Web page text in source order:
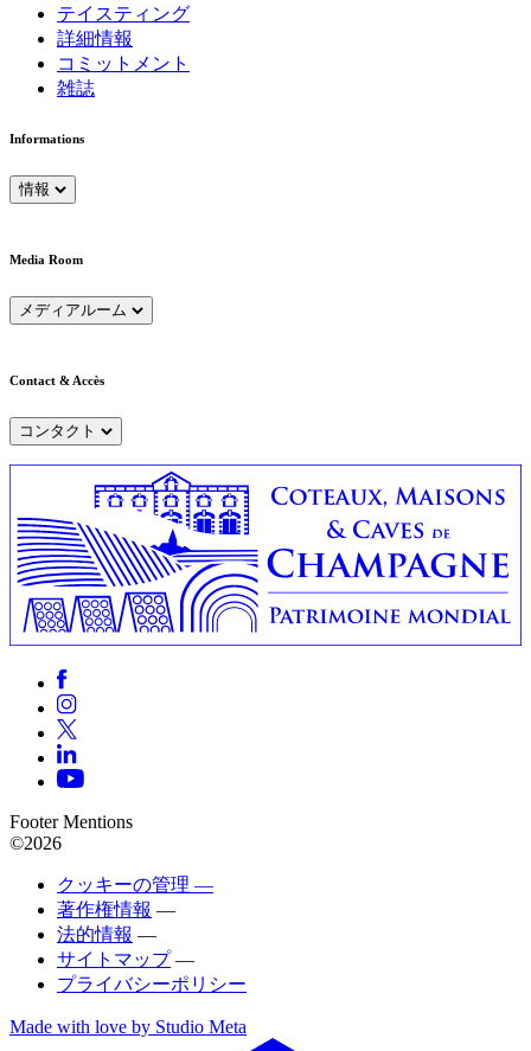
テイスティング
詳細情報
コミットメント
雑誌
Informations
情報
Media Room
メディアルーム
Contact & Accès
コンタクト
Footer Mentions
©2026
クッキーの管理 —
著作権情報 —
法的情報 —
サイトマップ —
プライバシーポリシー
Made with love by Studio Meta